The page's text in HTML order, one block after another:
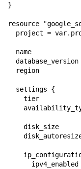
}
resource
project =
name
database_version
region
  settings {
tier
disk_size
ipv4_enabled